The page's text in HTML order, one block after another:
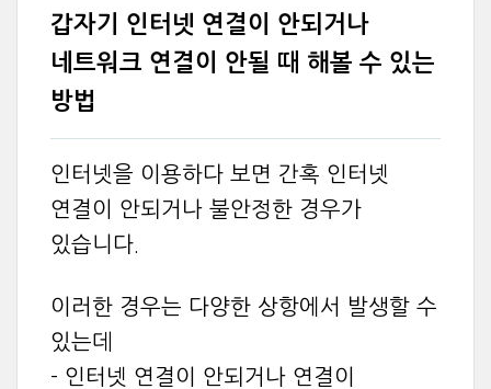
갑자기 인터넷 연결이 안되거나
네트워크 연결이 안될 때 해볼 수 있는
방법
인터넷을 이용하다 보면 간혹 인터넷
연결이 안되거나 불안정한 경우가
있습니다.
이러한 경우는 다양한 상항에서 발생할 수
있는데
- 인터넷 연결이 안되거나 연결이